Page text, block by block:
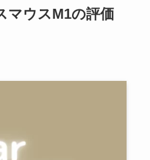
マウスM1の評価